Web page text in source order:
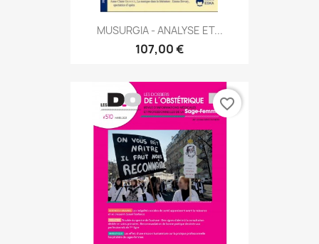
MUSURGIA - ANALYSE ET...
107,00 €
favorite_border